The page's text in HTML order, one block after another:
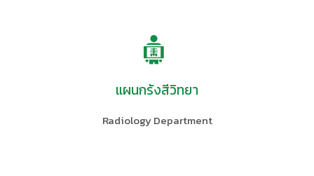
แผนกรังสีวิทยา
Radiology Department